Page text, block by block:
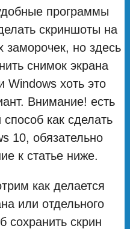
программы
скриншоты на
заморочек, но здесь
снимок экрана
хоть это
Внимание! есть
как сделать
10, обязательно
к статье ниже.
как делается
или отдельного
сохранить скрин